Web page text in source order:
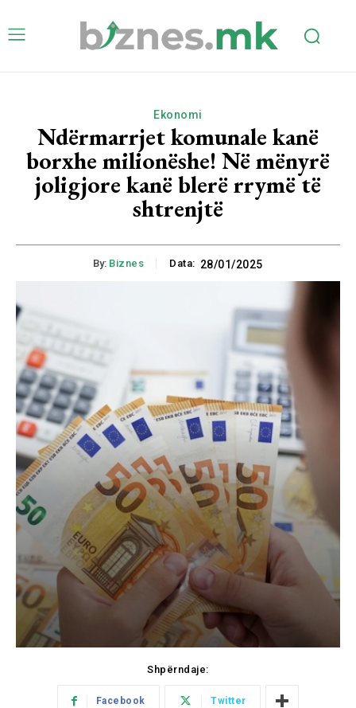
Ekonomi
Ndërmarrjet komunale kanë
borxhe milionëshe! Në mënyrë
joligjore kanë blerë rrymë të
shtrenjtë
By: Biznes Data: 28/01/2025
Shpërndaje:
Facebook Twitter